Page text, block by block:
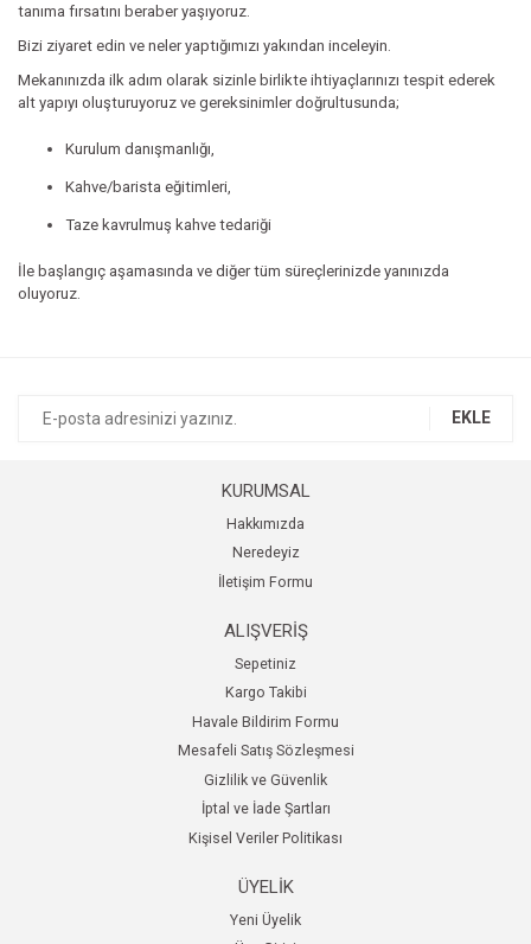
tanıma fırsatını beraber yaşıyoruz.
Bizi ziyaret edin ve neler yaptığımızı yakından inceleyin.
Mekanınızda ilk adım olarak sizinle birlikte ihtiyaçlarınızı tespit ederek
alt yapıyı oluşturuyoruz ve gereksinimler doğrultusunda;
Kurulum danışmanlığı,
Kahve/barista eğitimleri,
Taze kavrulmuş kahve tedariği
İle başlangıç aşamasında ve diğer tüm süreçlerinizde yanınızda
oluyoruz.
EKLE
KURUMSAL
Hakkımızda
Neredeyiz
İletişim Formu
ALIŞVERİŞ
Sepetiniz
Kargo Takibi
Havale Bildirim Formu
Mesafeli Satış Sözleşmesi
Gizlilik ve Güvenlik
İptal ve İade Şartları
Kişisel Veriler Politikası
ÜYELİK
Yeni Üyelik